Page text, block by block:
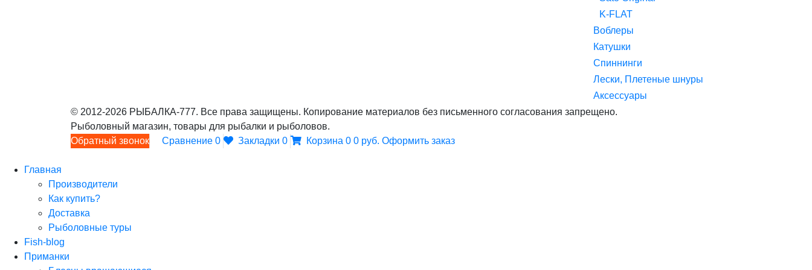
K-FLAT
Воблеры
Катушки
Спиннинги
Лески, Плетеные шнуры
Аксессуары
© 2012-2026 РЫБАЛКА-777. Все права защищены. Копирование материалов без письменного согласования запрещено.
Рыболовный магазин, товары для рыбалки и рыболовов.
Обратный звонок
Сравнение 0 Закладки 0 Корзина 0 0 руб. Оформить заказ
Главная
Производители
Как купить?
Доставка
Рыболовные туры
Fish-blog
Приманки